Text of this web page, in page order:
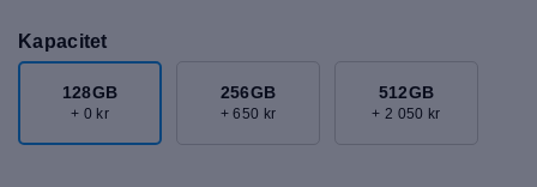
Kapacitet
128GB
+ 0 kr
256GB
+ 650 kr
512GB
+ 2 050 kr